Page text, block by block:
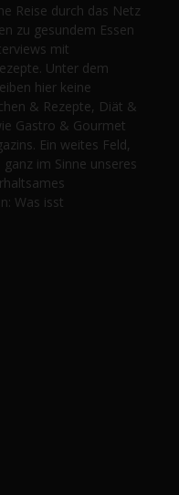
Reise durch das Netz
zu gesundem Essen
mit
Unter dem
hier keine
& Rezepte, Diät &
Gastro & Gourmet
Ein weites Feld,
im Sinne unseres
Was isst